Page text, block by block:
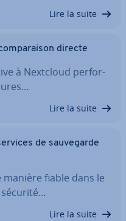
Lire la suite
directe
à Nextcloud per­for­
Lire la suite
de sau­ve­garde
manière fiable dans le
sécurité…
Lire la suite